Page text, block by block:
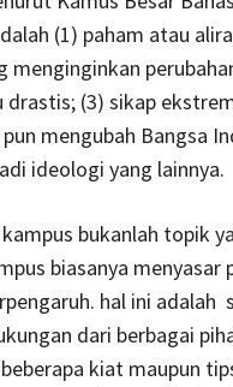
(1) paham atau
menginginkan
drastis; (3) sikap
mengubah Bangsa
ideologi yang lainnya.
bukanlah topik
biasanya menyasar
hal ini adalah
dari berbagai
kiat maupun